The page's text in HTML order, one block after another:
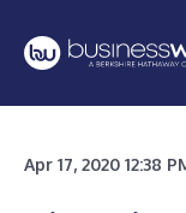
Apr 17, 2020 12:38